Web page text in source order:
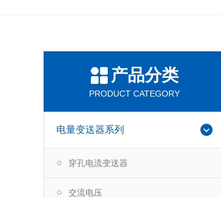
产品分类
PRODUCT CATEGORY
电量变送器系列
穿孔电流变送器
交流电压